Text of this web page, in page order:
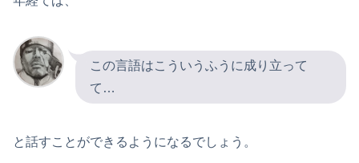
この言語はこういうふうに成り立って
て…
と話すことができるようになるでしょう。